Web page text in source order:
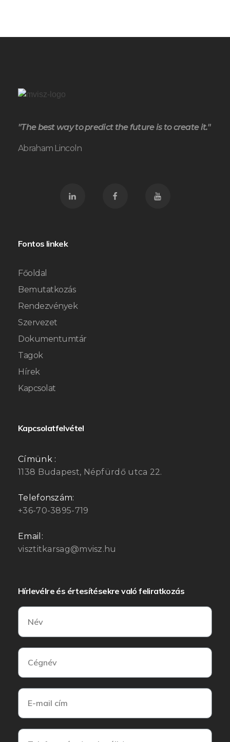
"The best way to predict the future is to create it."
Abraham Lincoln
Fontos linkek
Főoldal
Bemutatkozás
Rendezvények
Szervezet
Dokumentumtár
Tagok
Hírek
Kapcsolat
Kapcsolatfelvétel
Címünk :
1138 Budapest, Népfürdő utca 22.
Telefonszám:
+36-70-3895-719
Email:
visztitkarsag@mvisz.hu
Hírlevélre és értesítésekre való feliratkozás